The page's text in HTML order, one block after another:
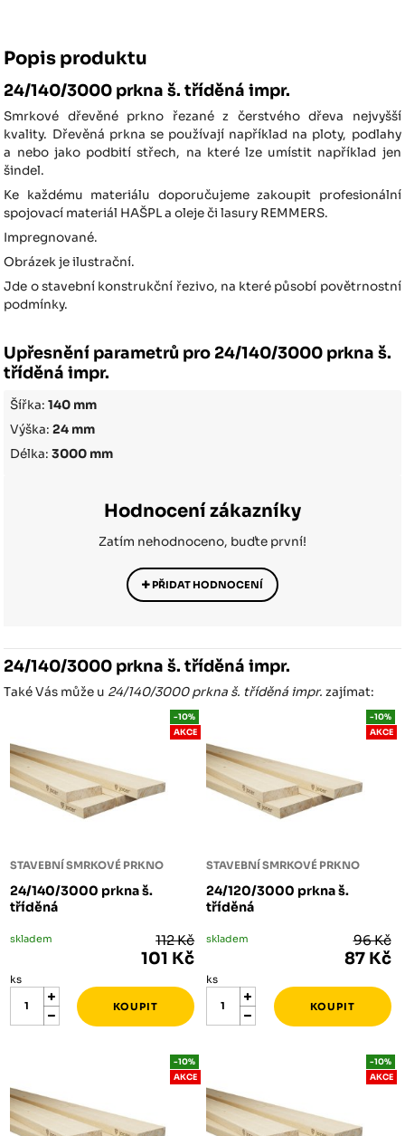
Popis produktu
24/140/3000 prkna š. tříděná impr.
Smrkové dřevěné prkno řezané z čerstvého dřeva nejvyšší
kvality. Dřevěná prkna se používají například na ploty, podlahy
a nebo jako podbití střech, na které lze umístit například jen
šindel.
Ke každému materiálu doporučujeme zakoupit profesionální
spojovací materiál HAŠPL a oleje či lasury REMMERS.
Impregnované.
Obrázek je ilustrační.
Jde o stavební konstrukční řezivo, na které působí povětrnostní
podmínky.
Upřesnění parametrů pro 24/140/3000 prkna š.
tříděná impr.
Šířka:140 mm
Výška:24 mm
Délka:3000 mm
Hodnocení zákazníky
Zatím nehodnoceno, buďte první!
PŘIDAT HODNOCENÍ
24/140/3000 prkna š. tříděná impr.
Také Vás může u 24/140/3000 prkna š. tříděná impr. zajímat:
STAVEBNÍ SMRKOVÉ PRKNO
24/140/3000 prkna š.
tříděná
-10%
AKCE
skladem 112 Kč
101 Kč
ks
STAVEBNÍ SMRKOVÉ PRKNO
24/120/3000 prkna š.
tříděná
-10%
AKCE
skladem 96 Kč
87 Kč
ks
-10%
AKCE
-10%
AKCE